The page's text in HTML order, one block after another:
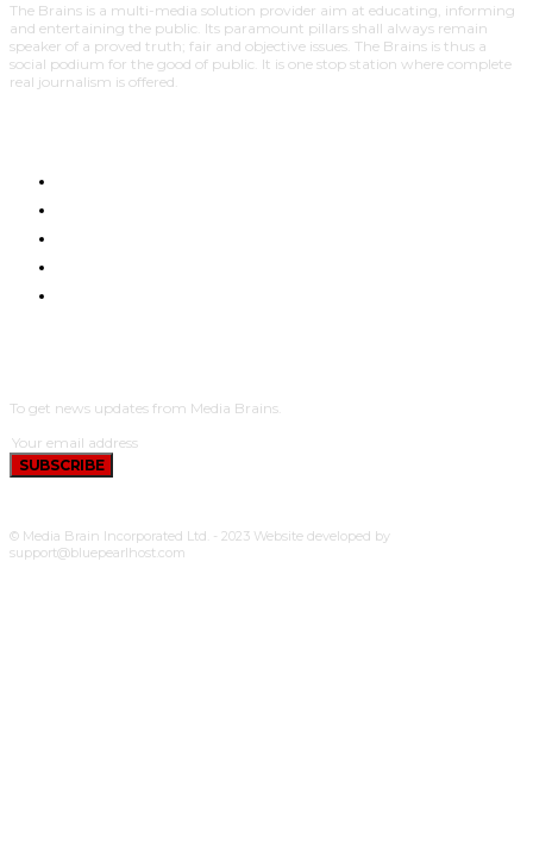
The Brains is a multi-media solution provider aim at educating, informing
and entertaining the public. Its paramount pillars shall always remain
speaker of a proved truth; fair and objective issues. The Brains is thus a
social podium for the good of public. It is one stop station where complete
real journalism is offered.
To get news updates from Media Brains.
SUBSCRIBE
© Media Brain Incorporated Ltd. - 2023 Website developed by
support@bluepearlhost.com